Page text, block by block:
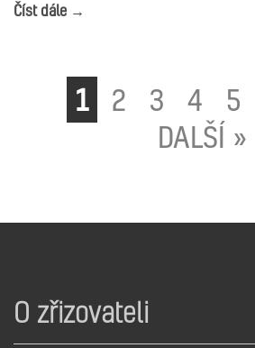
Číst dále →
1 2 3 4 5
DALŠÍ »
O zřizovateli